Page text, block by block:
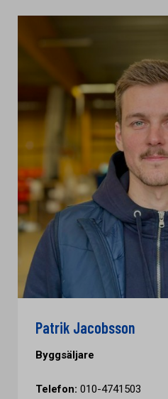
Patrik Jacobsson
Byggsäljare
Telefon: 010-4741503